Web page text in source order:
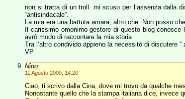
non si tratta di un troll. mi scuso per l’assenza dalla
“antisindacale”.
La mia era una battuta amara, altro che. Non posso
Il carissimo omonimo gestore di questo blog
avrò modo di raccontare la mia storia
Tra l’altro condivido appieno la necessitò di discutere
VP
Nino:
11 Agosto 2009, 14:20
Ciao, ti scrivo dalla Cina, dove mi trovo da qualche
Nonostante quello che la stampa italiana dice, invece